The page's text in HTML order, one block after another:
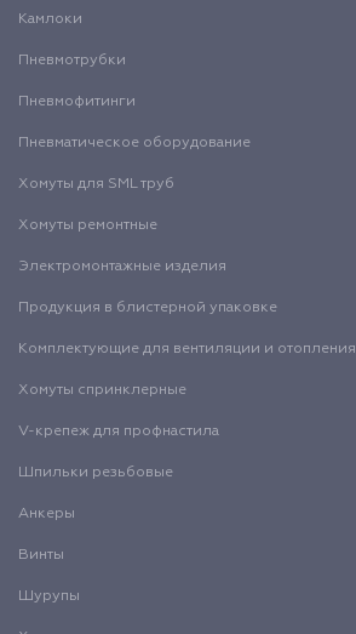
Камлоки
Пневмотрубки
Пневмофитинги
Пневматическое оборудование
Хомуты для SML труб
Хомуты ремонтные
Электромонтажные изделия
Продукция в блистерной упаковке
Комплектующие для вентиляции и отопления
Хомуты спринклерные
V-крепеж для профнастила
Шпильки резьбовые
Анкеры
Винты
Шурупы